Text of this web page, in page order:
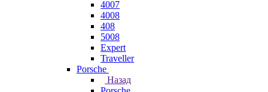
4007
4008
408
5008
Expert
Traveller
Porsche
Назад